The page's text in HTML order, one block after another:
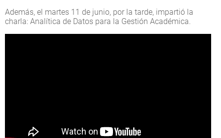
Además, el martes 11 de junio, por la tarde, impartió la
charla: Analítica de Datos para la Gestión Académica.